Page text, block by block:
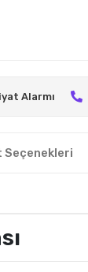
Alarmı
Seçenekleri